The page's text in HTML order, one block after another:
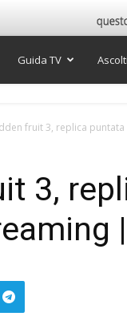
Guida TV
fruit 3, replica
3,